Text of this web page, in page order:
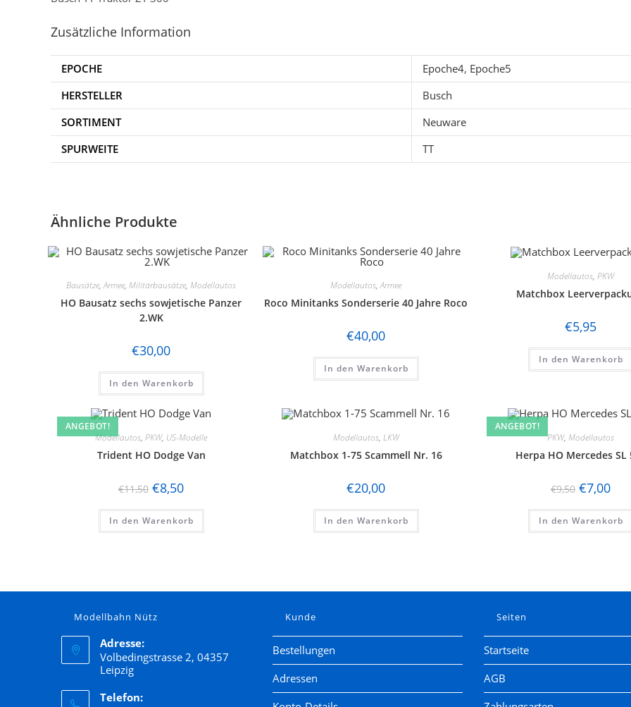
Zusätzliche Information
EPOCHE Epoche4, Epoche5
HERSTELLER
Busch
SORTIMENT
Neuware
SPURWEITE
TT
Ähnliche Produkte
Bausätze,Armee, Militärbausätze, Modellautos
HO Bausatz sechs sowjetische Panzer
2.WK
€30,00
In den Warenkorb
Modellautos,Armee
Roco Minitanks Sonderserie 40 Jahre Roco
€40,00
In den Warenkorb
Modellautos, PKW
Matchbox
€5,95
In den Warenkorb
ANGEBOT!
Modellautos, PKW, US-Modelle
Trident HO Dodge Van
€11,50 €8,50
In den Warenkorb
Modellautos, LKW
Matchbox 1-75 Scammell Nr. 16
€20,00
In den Warenkorb
ANGEBOT!
PKW, Modellautos
Herpa HO Mercedes SL
€9,50 €7,00
In den Warenkorb
Modellbahn Nütz
Adresse:
Volbedingstrasse 2, 04357
Leipzig
Telefon:
Kunde
Bestellungen
Adressen
Seiten
Startseite
AGB